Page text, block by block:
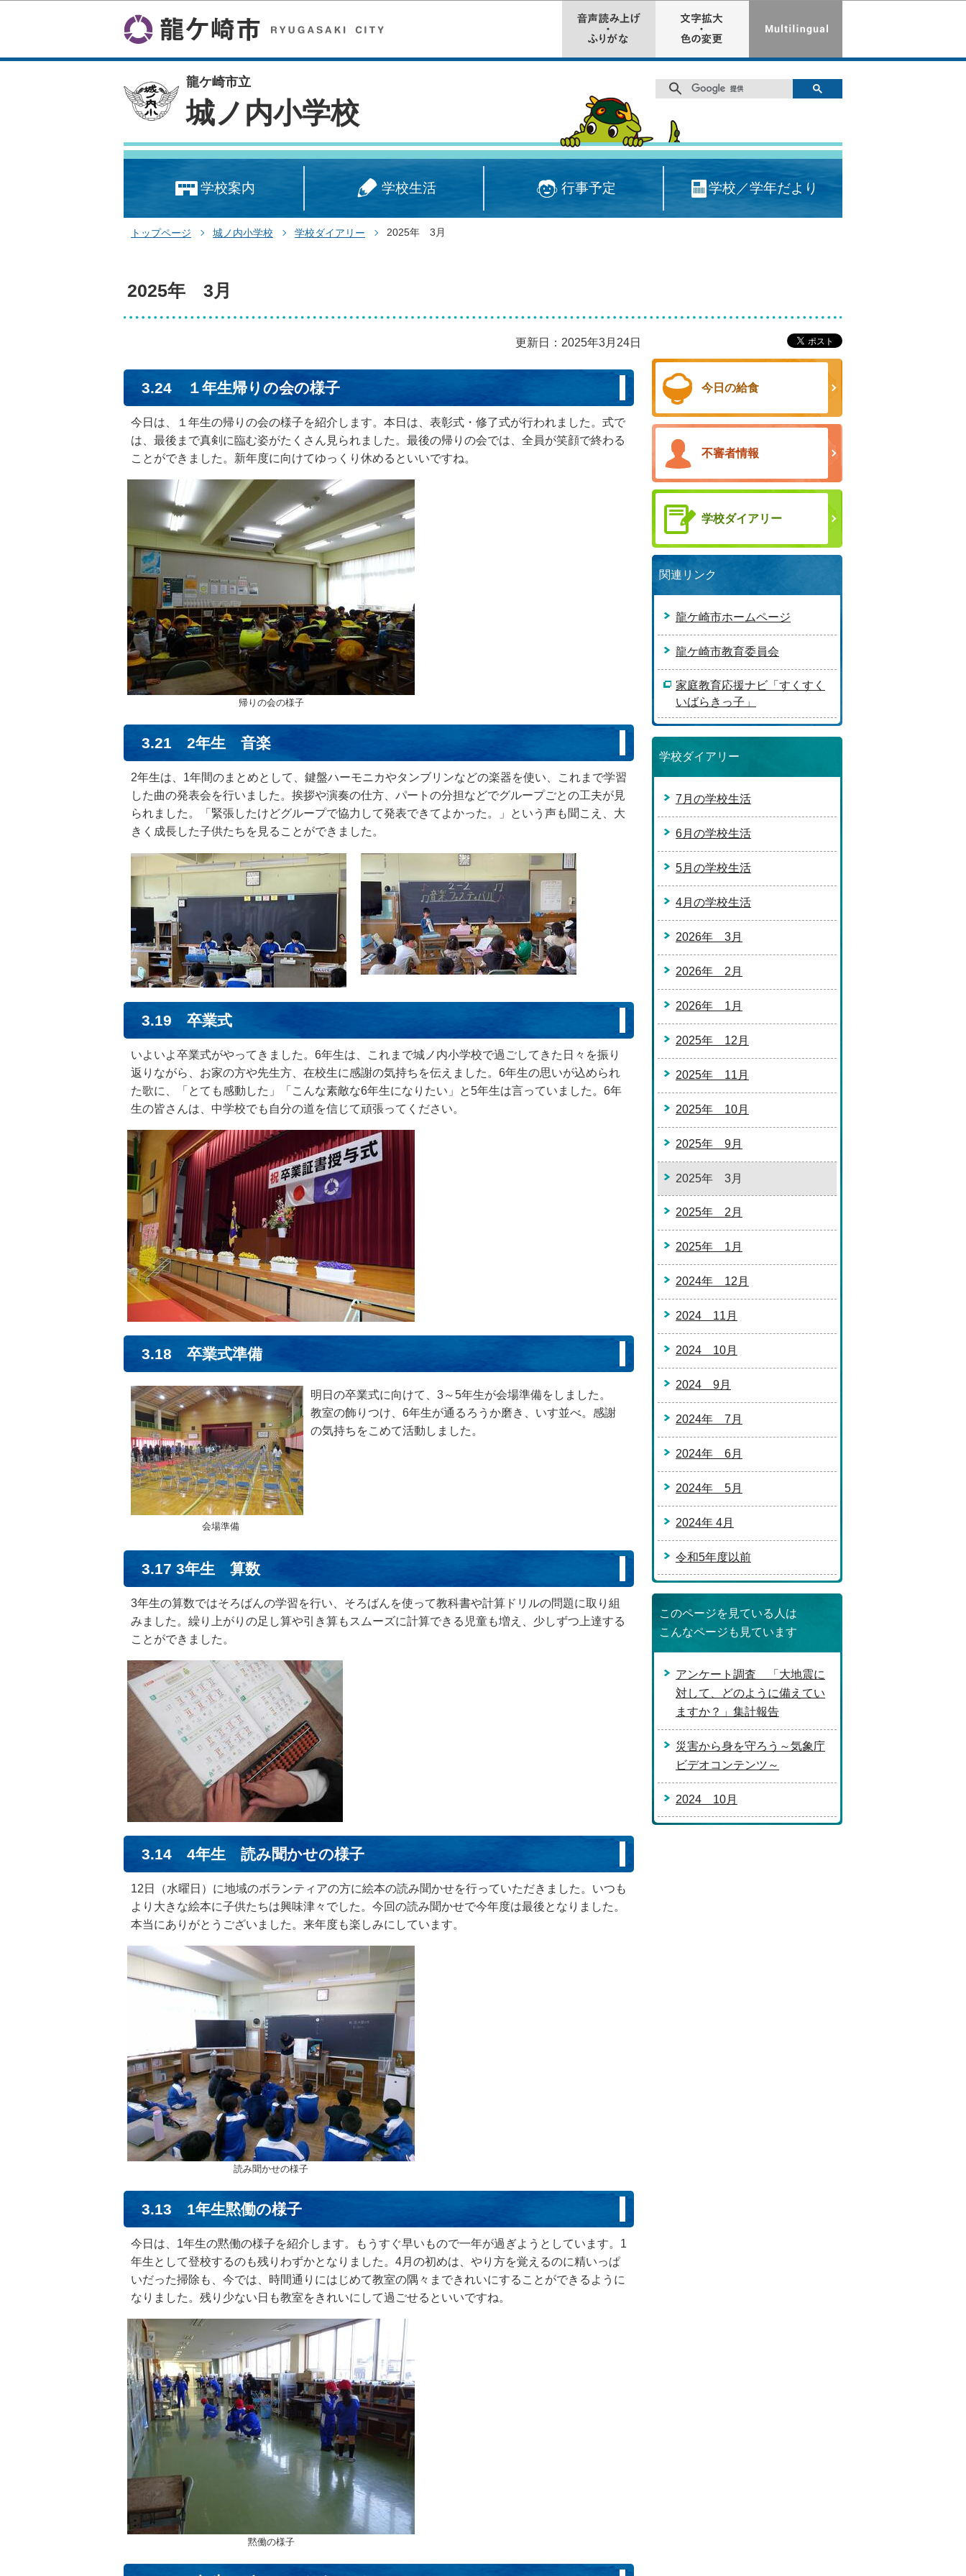
龍ケ崎市立
城ノ内小学校
学校案内 学校生活 行事予定 学校／学年だより
トップページ 城ノ内小学校 学校ダイアリー 2025年 3月
2025年 3月
更新日：2025年3月24日
3.24 １年生帰りの会の様子
今日は、１年生の帰りの会の様子を紹介します。本日は、表彰式・修了式が行われました。式で
は、最後まで真剣に臨む姿がたくさん見られました。最後の帰りの会では、全員が笑顔で終わる
ことができました。新年度に向けてゆっくり休めるといいですね。
帰りの会の様子
3.21 2年生 音楽
2年生は、1年間のまとめとして、鍵盤ハーモニカやタンブリンなどの楽器を使い、これまで学習
した曲の発表会を行いました。挨拶や演奏の仕方、パートの分担などでグループごとの工夫が見
られました。「緊張したけどグループで協力して発表できてよかった。」という声も聞こえ、大
きく成長した子供たちを見ることができました。
3.19 卒業式
いよいよ卒業式がやってきました。6年生は、これまで城ノ内小学校で過ごしてきた日々を振り
返りながら、お家の方や先生方、在校生に感謝の気持ちを伝えました。6年生の思いが込められ
た歌に、「とても感動した」「こんな素敵な6年生になりたい」と5年生は言っていました。6年
生の皆さんは、中学校でも自分の道を信じて頑張ってください。
3.18 卒業式準備
会場準備
明日の卒業式に向けて、3～5年生が会場準備をしました。
教室の飾りつけ、6年生が通るろうか磨き、いす並べ。感謝
の気持ちをこめて活動しました。
3.17 3年生 算数
3年生の算数ではそろばんの学習を行い、そろばんを使って教科書や計算ドリルの問題に取り組
みました。繰り上がりの足し算や引き算もスムーズに計算できる児童も増え、少しずつ上達する
ことができました。
3.14 4年生 読み聞かせの様子
12日（水曜日）に地域のボランティアの方に絵本の読み聞かせを行っていただきました。いつも
より大きな絵本に子供たちは興味津々でした。今回の読み聞かせで今年度は最後となりました。
本当にありがとうございました。来年度も楽しみにしています。
読み聞かせの様子
3.13 1年生黙働の様子
今日は、1年生の黙働の様子を紹介します。もうすぐ早いもので一年が過ぎようとしています。1
年生として登校するのも残りわずかとなりました。4月の初めは、やり方を覚えるのに精いっぱ
いだった掃除も、今では、時間通りにはじめて教室の隅々まできれいにすることができるように
なりました。残り少ない日も教室をきれいにして過ごせるといいですね。
黙働の様子
今日の給食
不審者情報
学校ダイアリー
関連リンク
龍ケ崎市ホームページ
龍ケ崎市教育委員会
家庭教育応援ナビ「すくすく
いばらきっ子」
学校ダイアリー
7月の学校生活
6月の学校生活
5月の学校生活
4月の学校生活
2026年 3月
2026年 2月
2026年 1月
2025年 12月
2025年 11月
2025年 10月
2025年 9月
2025年 3月
2025年 2月
2025年 1月
2024年 12月
2024 11月
2024 10月
2024 9月
2024年 7月
2024年 6月
2024年 5月
2024年 4月
令和5年度以前
このページを見ている人は
こんなページも見ています
アンケート調査 「大地震に
対して、どのように備えてい
ますか？」集計報告
災害から身を守ろう～気象庁
ビデオコンテンツ～
2024 10月